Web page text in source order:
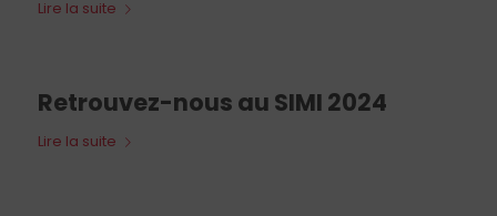
Lire la suite
Retrouvez-nous au SIMI 2024
Lire la suite